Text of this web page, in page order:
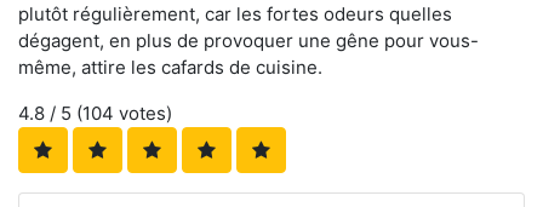
plutôt régulièrement, car les fortes odeurs quelles
dégagent, en plus de provoquer une gêne pour vous-
même, attire les cafards de cuisine.
4.8 / 5 (104 votes)